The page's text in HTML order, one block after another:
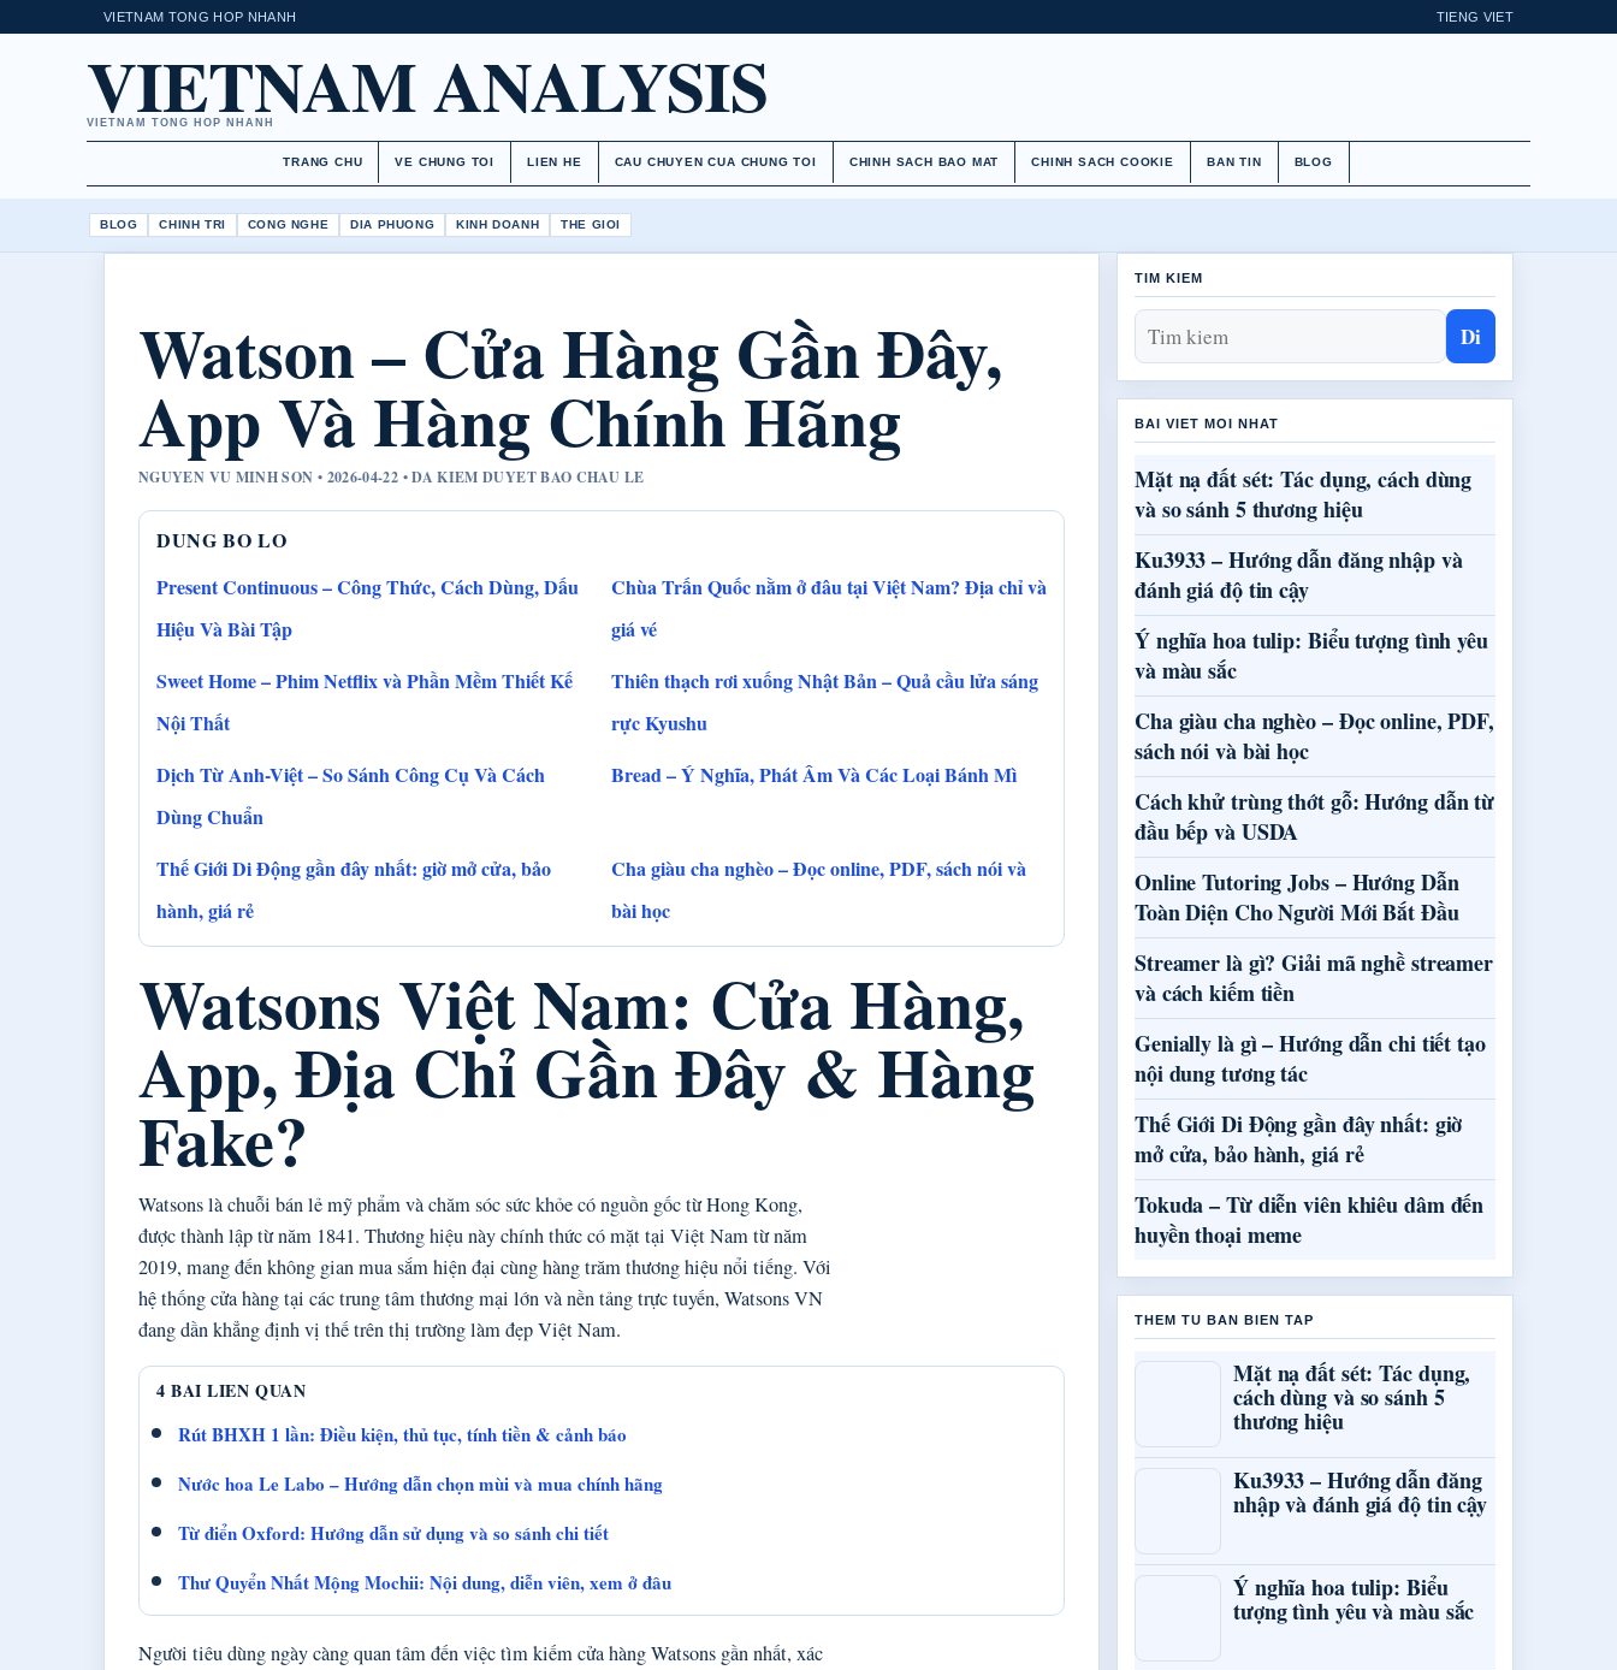
VIETNAM TONG HOP NHANH TIENG VIET
VIETNAM ANALYSIS
VIETNAM TONG HOP NHANH
TRANG CHU VE CHUNG TOI LIEN HE CAU CHUYEN CUA CHUNG TOI CHINH SACH BAO MAT CHINH SACH COOKIE BAN TIN BLOG
BLOG CHINH TRI CONG NGHE DIA PHUONG KINH DOANH THE GIOI
Watson – Cửa Hàng Gần Đây,
App Và Hàng Chính Hãng
NGUYEN VU MINH SON • 2026-04-22 • DA KIEM DUYET BAO CHAU LE
DUNG BO LO
Present Continuous – Công Thức, Cách Dùng, Dấu
Hiệu Và Bài Tập
Chùa Trấn Quốc nằm ở đâu tại Việt Nam? Địa chỉ và
giá vé
Sweet Home – Phim Netflix và Phần Mềm Thiết Kế
Nội Thất
Thiên thạch rơi xuống Nhật Bản – Quả cầu lửa sáng
rực Kyushu
Dịch Từ Anh-Việt – So Sánh Công Cụ Và Cách
Dùng Chuẩn
Bread – Ý Nghĩa, Phát Âm Và Các Loại Bánh Mì
Thế Giới Di Động gần đây nhất: giờ mở cửa, bảo
hành, giá rẻ
Cha giàu cha nghèo – Đọc online, PDF, sách nói và
bài học
Watsons Việt Nam: Cửa Hàng,
App, Địa Chỉ Gần Đây & Hàng
Fake?
Watsons là chuỗi bán lẻ mỹ phẩm và chăm sóc sức khỏe có nguồn gốc từ Hong Kong,
được thành lập từ năm 1841. Thương hiệu này chính thức có mặt tại Việt Nam từ năm
2019, mang đến không gian mua sắm hiện đại cùng hàng trăm thương hiệu nổi tiếng. Với
hệ thống cửa hàng tại các trung tâm thương mại lớn và nền tảng trực tuyến, Watsons VN
đang dần khẳng định vị thế trên thị trường làm đẹp Việt Nam.
4 BAI LIEN QUAN
Rút BHXH 1 lần: Điều kiện, thủ tục, tính tiền & cảnh báo
Nước hoa Le Labo – Hướng dẫn chọn mùi và mua chính hãng
Từ điển Oxford: Hướng dẫn sử dụng và so sánh chi tiết
Thư Quyển Nhất Mộng Mochii: Nội dung, diễn viên, xem ở đâu
Người tiêu dùng ngày càng quan tâm đến việc tìm kiếm cửa hàng Watsons gần nhất, xác
TIM KIEM
Di
BAI VIET MOI NHAT
Mặt nạ đất sét: Tác dụng, cách dùng
và so sánh 5 thương hiệu
Ku3933 – Hướng dẫn đăng nhập và
đánh giá độ tin cậy
Ý nghĩa hoa tulip: Biểu tượng tình yêu
và màu sắc
Cha giàu cha nghèo – Đọc online, PDF,
sách nói và bài học
Cách khử trùng thớt gỗ: Hướng dẫn từ
đầu bếp và USDA
Online Tutoring Jobs – Hướng Dẫn
Toàn Diện Cho Người Mới Bắt Đầu
Streamer là gì? Giải mã nghề streamer
và cách kiếm tiền
Genially là gì – Hướng dẫn chi tiết tạo
nội dung tương tác
Thế Giới Di Động gần đây nhất: giờ
mở cửa, bảo hành, giá rẻ
Tokuda – Từ diễn viên khiêu dâm đến
huyền thoại meme
THEM TU BAN BIEN TAP
Mặt nạ đất sét: Tác dụng,
cách dùng và so sánh 5
thương hiệu
Ku3933 – Hướng dẫn đăng
nhập và đánh giá độ tin cậy
Ý nghĩa hoa tulip: Biểu
tượng tình yêu và màu sắc